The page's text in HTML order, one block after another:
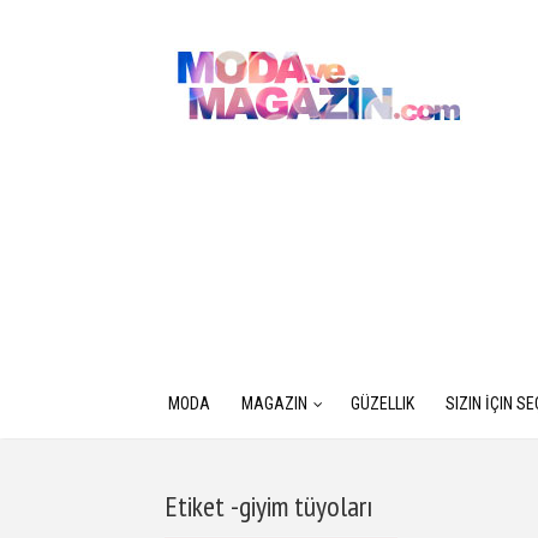
MODA MAGAZIN GÜZELLIK SIZIN İÇIN
Etiket -giyim tüyoları